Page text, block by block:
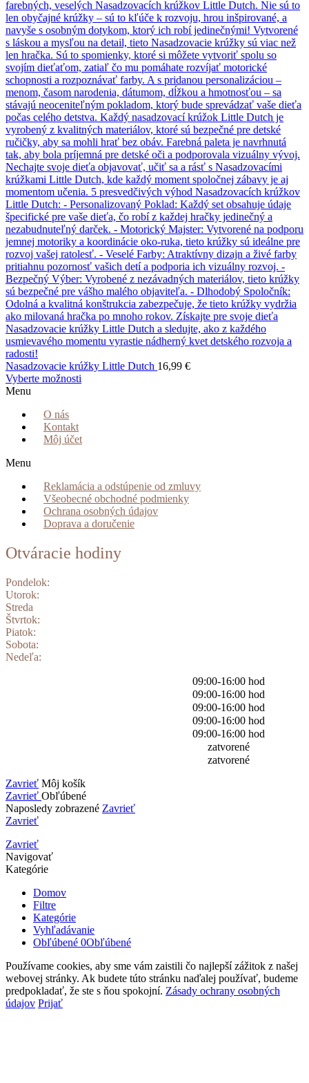
Nasadzovacie krúžky Little Dutch 16,99 €
Vyberte možnosti
Menu
O nás
Kontakt
Môj účet
Menu
Reklamácia a odstúpenie od zmluvy
Všeobecné obchodné podmienky
Ochrana osobných údajov
Doprava a doručenie
Otváracie hodiny
Pondelok:
Utorok:
Streda
Štvrtok:
Piatok:
Sobota:
Nedeľa:
09:00-16:00 hod
09:00-16:00 hod
09:00-16:00 hod
09:00-16:00 hod
09:00-16:00 hod
zatvorené
zatvorené
Zavrieť Môj košík
Zavrieť Obľúbené
Naposledy zobrazené Zavrieť
Zavrieť
Zavrieť
Navigovať
Kategórie
Domov
Filtre
Kategórie
Vyhľadávanie
Obľúbené 0Obľúbené
Používame cookies, aby sme vám zaistili čo najlepší zážitok z našej
webovej stránky. Ak budete túto stránku naďalej používať, budeme
predpokladať, že ste s ňou spokojní. Zásady ochrany osobných
údajov Prijať